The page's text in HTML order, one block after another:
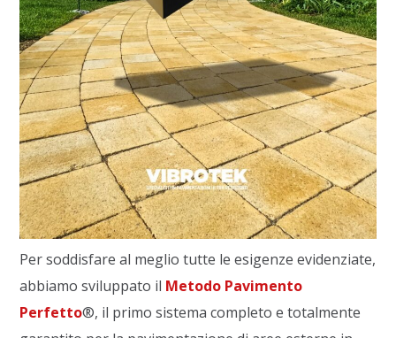
Per soddisfare al meglio tutte le esigenze evidenziate,
abbiamo sviluppato il Metodo Pavimento
Perfetto®, il primo sistema completo e totalmente